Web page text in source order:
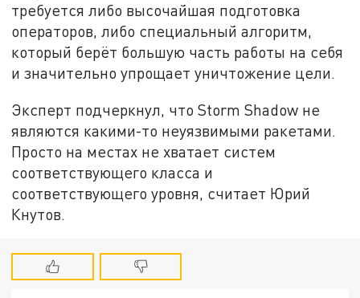
требуется либо высочайшая подготовка
операторов, либо специальный алгоритм,
который берёт большую часть работы на себя
и значительно упрощает уничтожение цели.
Эксперт подчеркнул, что Storm Shadow не
являются какими-то неуязвимыми ракетами.
Просто на местах не хватает систем
соответствующего класса и
соответствующего уровня, считает Юрий
Кнутов.